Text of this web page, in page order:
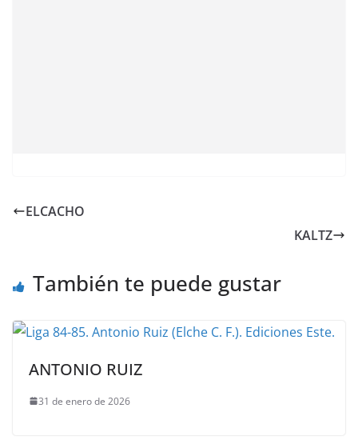
ELCACHO
KALTZ
También te puede gustar
ANTONIO RUIZ
31 de enero de 2026